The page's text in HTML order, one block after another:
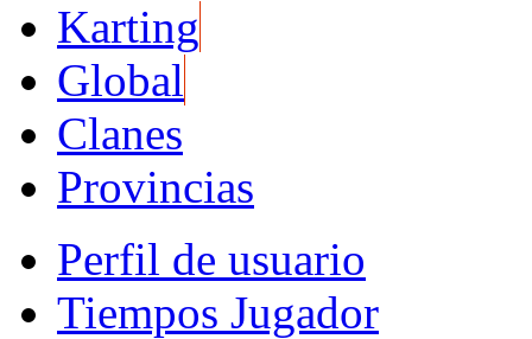
Karting
Global
Clanes
Provincias
Perfil de usuario
Tiempos Jugador